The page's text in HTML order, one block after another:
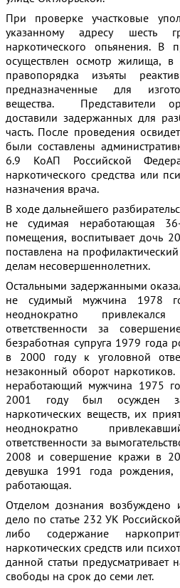
При проверке участковые
указанному адресу шесть
наркотического опьянения. В
осуществлен осмотр жилища, в
правопорядка изъяты
предназначенные для
вещества. Представители
доставили задержанных для
часть. После проведения
были составлены
6.9 КоАП Российской
наркотического средства или
назначения врача.
В ходе дальнейшего
не судимая неработающая
помещения, воспитывает дочь
поставлена на
делам несовершеннолетних.
Остальными задержанными
не судимый мужчина 1978
неоднократно
ответственности за
безработная супруга 1979 года
в 2000 году к уголовной
незаконный оборот
неработающий мужчина 1975
2001 году был осужден
наркотических веществ, их
неоднократно
ответственности за
2008 и совершение кражи в
девушка 1991 года
работающая.
Отделом дознания возбуждено
дело по статье 232 УК
либо содержание
наркотических средств или
данной статьи предусматривает
свободы на срок до семи лет.